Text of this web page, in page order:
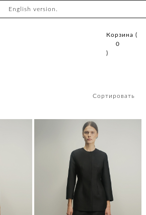
English version.
Корзина (
0
)
Сортировать